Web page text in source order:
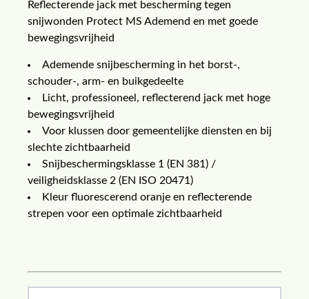
Reflecterende jack met bescherming tegen
snijwonden Protect MS Ademend en met goede
bewegingsvrijheid
Ademende snijbescherming in het borst-,
schouder-, arm- en buikgedeelte
Licht, professioneel, reflecterend jack met hoge
bewegingsvrijheid
Voor klussen door gemeentelijke diensten en bij
slechte zichtbaarheid
Snijbeschermingsklasse 1 (EN 381) /
veiligheidsklasse 2 (EN ISO 20471)
Kleur fluorescerend oranje en reflecterende
strepen voor een optimale zichtbaarheid